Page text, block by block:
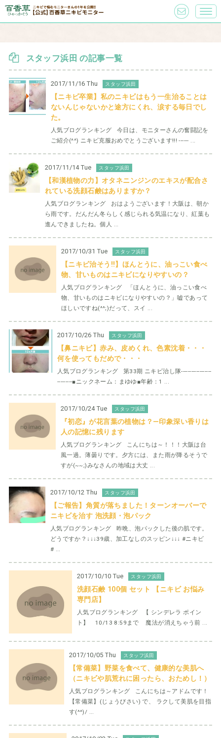
スタッフ浜田 の記事一覧
2017/11/16 Thu スタッフ浜田
【ニキビ卒業】私のニキビはもう一生治ることは
ないんじゃないかと途方にくれ、涙する毎日でし
た。
人気ブログランキング 今日は、モニターさんの奮闘記を
ご紹介(^^) ニキビ克服おめでとうございます!!! ------ ...
2017/11/14 Tue スタッフ浜田
【和漢植物の力】オタネニンジンのエキスが配合さ
れている洗顔石鹸はありますか？
人気ブログランキング おはようございます！大阪は、朝か
ら雨です。だんだん冬らしく感じられる気温になり、紅葉も
進んできましたね。個人 ...
2017/10/31 Tue スタッフ浜田
【ニキビ治そう!!】ほんとうに、油っこい食べ
物、甘いものはニキビになりやすいの？
人気ブログランキング 「ほんとうに、油っこい食べ
物、甘いものはニキビになりやすいの？」嘘であって
ほしいですね(^^;)だって、スイ ...
2017/10/26 Thu スタッフ浜田
【鼻ニキビ】赤み、皮めくれ、色素沈着・・・
何を使ってもだめで・・・
人気ブログランキング 第33期 ニキビ治し隊------------------
---------■ニックネーム：まゆゆ■年齢：1 ...
2017/10/24 Tue スタッフ浜田
『初恋』が花言葉の植物は？—印象深い香りは
人の記憶に残ります
人気ブログランキング こんにちは～！！！大阪は台
風一過。薄曇りです。夕方には、また雨が降るそうで
すが(~~;)みなさんの地域は大丈 ...
2017/10/12 Thu スタッフ浜田
【ご報告】角質が落ちました！ターンオーバーで
ニキビを治す 泡洗顔・泡パック
人気ブログランキング 昨晩、泡パックした後の肌です。
どうですか？↓↓↓39歳、加工なしのスッピン↓↓↓ #ニキビ
# ...
2017/10/10 Tue スタッフ浜田
洗顔石鹸 100個 セット 【ニキビ お悩み
専門店】
人気ブログランキング 【 シンデレラ ポイン
ト】 10/13 8:59まで 魔法が消えちゃう前 ...
2017/10/05 Thu スタッフ浜田
【常備菜】野菜を食べて、健康的な美肌へ
（ニキビや肌荒れに困ったら、おためし！）
人気ブログランキング こんにちは～アドムです！
【常備菜】(じょうびさい) で、 ラクして美肌を目指
す(^^)/ ...